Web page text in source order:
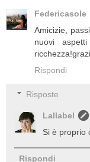
Federicasole
Amicizie,
nuovi
Rispondi
Risposte
Lallabel
Si è proprio
Rispondi